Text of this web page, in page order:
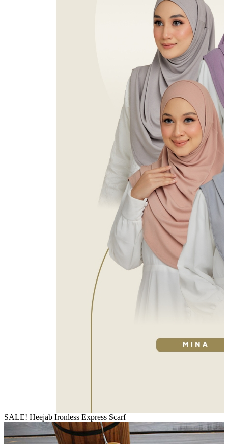
SALE! Heejab Ironless Express Scarf